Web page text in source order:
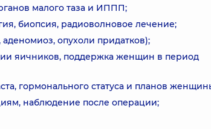
малого таза и ИППП;
биопсия, радиоволновое лечение;
опухоли придатков);
яичников, поддержка женщин в период
гормонального статуса и планов
наблюдение после операции;